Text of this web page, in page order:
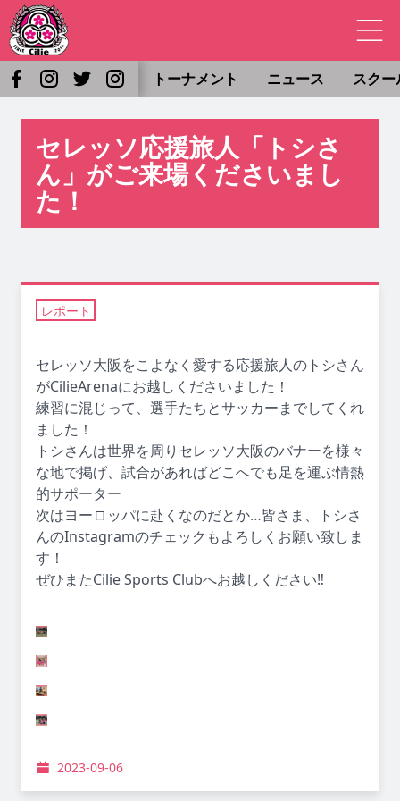
トーナメント ニュース スクー
セレッソ応援旅人「トシさ
ん」がご来場くださいまし
た！
レポート
セレッソ大阪をこよなく愛する応援旅人のトシさん
がCilieArenaにお越しくださいました！
練習に混じって、選手たちとサッカーまでしてくれ
ました！
トシさんは世界を周りセレッソ大阪のバナーを様々
な地で掲げ、試合があればどこへでも足を運ぶ情熱
的サポーター
次はヨーロッパに赴くなのだとか…皆さま、トシさ
んのInstagramのチェックもよろしくお願い致しま
す！
ぜひまたCilie Sports Clubへお越しください‼️
2023-09-06